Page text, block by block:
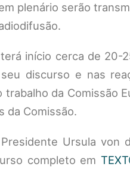
plenário serão
terá início cerca de 20-
discurso e nas
trabalho da Comissão
da Comissão.
Ursula von
completo em